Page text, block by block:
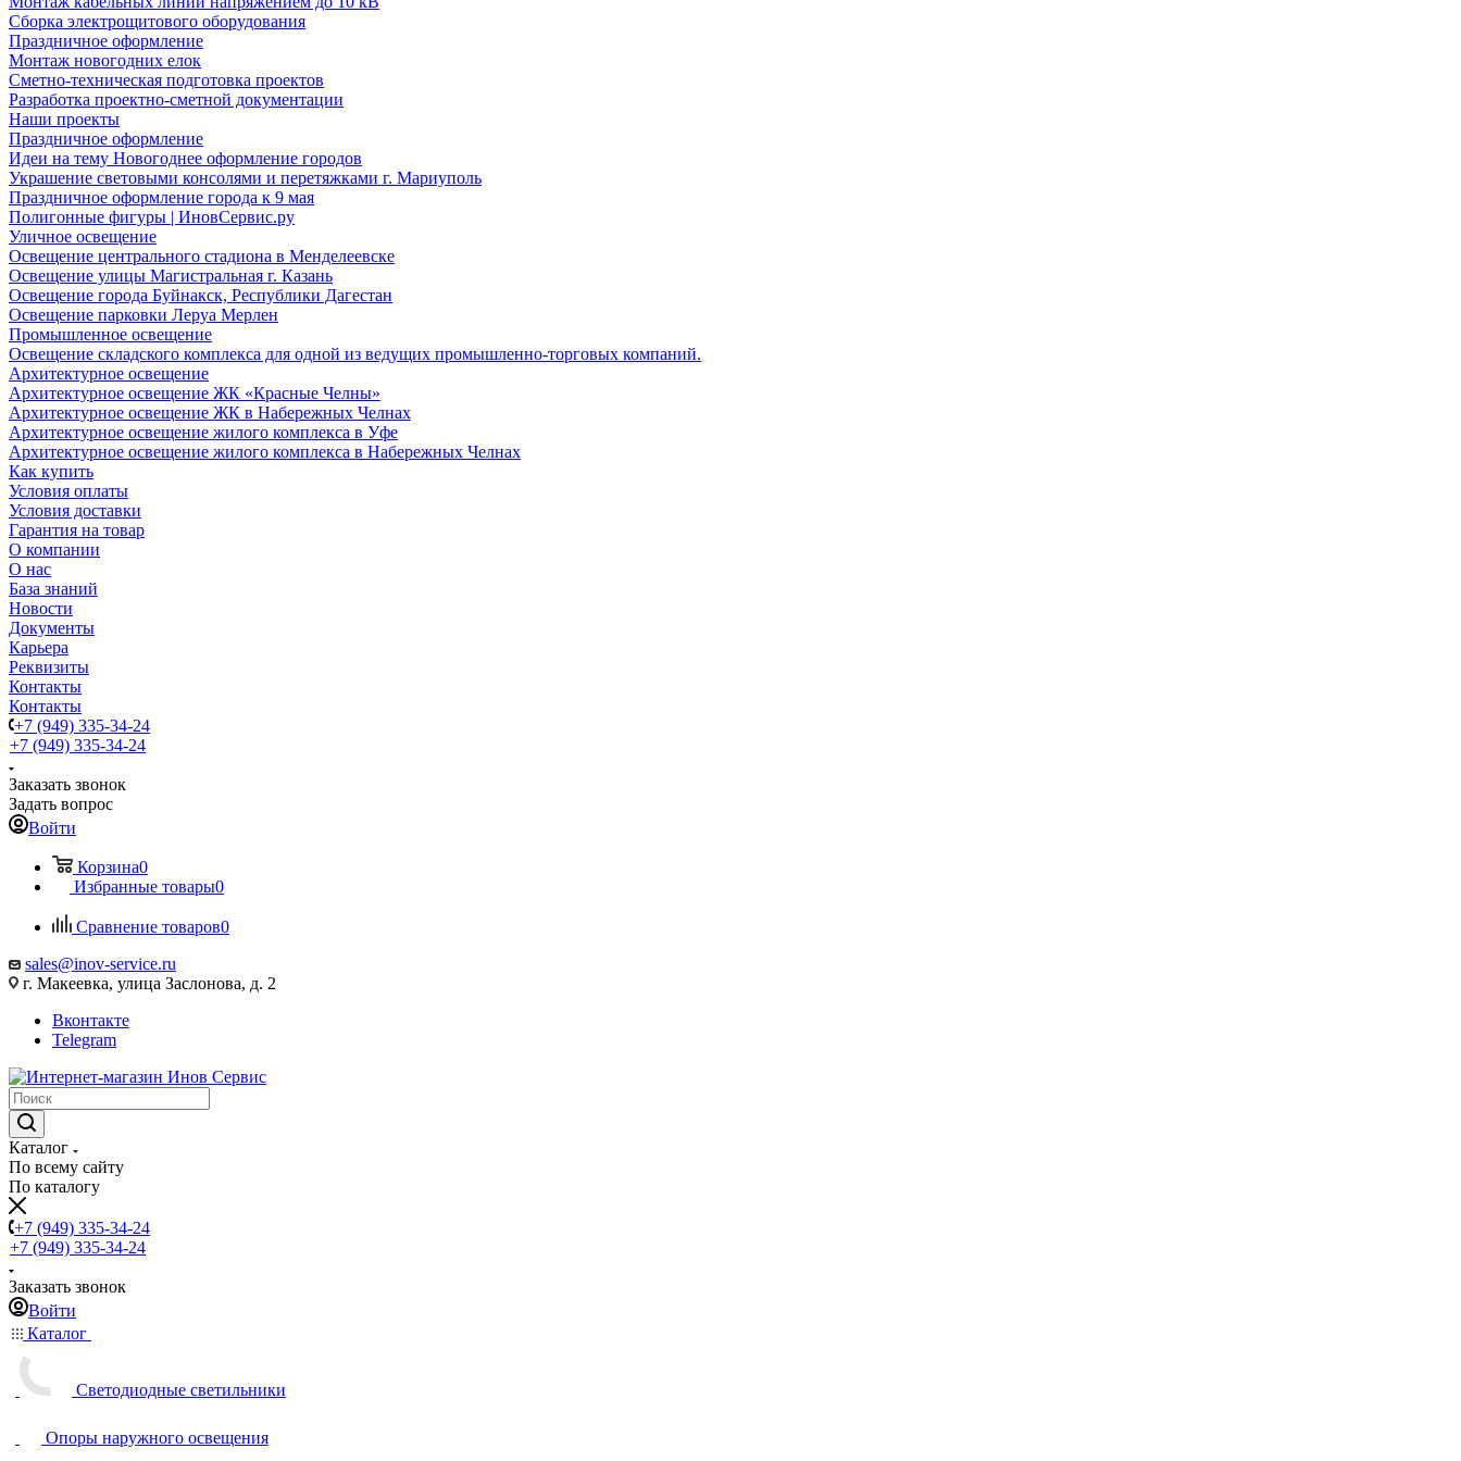
Сборка электрощитового оборудования
Праздничное оформление
Монтаж новогодних елок
Сметно-техническая подготовка проектов
Разработка проектно-сметной документации
Наши проекты
Праздничное оформление
Идеи на тему Новогоднее оформление городов
Украшение световыми консолями и перетяжками г. Мариуполь
Праздничное оформление города к 9 мая
Полигонные фигуры | ИновСервис.ру
Уличное освещение
Освещение центрального стадиона в Менделеевске
Освещение улицы Магистральная г. Казань
Освещение города Буйнакск, Республики Дагестан
Освещение парковки Леруа Мерлен
Промышленное освещение
Освещение складского комплекса для одной из ведущих промышленно-торговых компаний.
Архитектурное освещение
Архитектурное освещение ЖК «Красные Челны»
Архитектурное освещение ЖК в Набережных Челнах
Архитектурное освещение жилого комплекса в Уфе
Архитектурное освещение жилого комплекса в Набережных Челнах
Как купить
Условия оплаты
Условия доставки
Гарантия на товар
О компании
О нас
База знаний
Новости
Документы
Карьера
Реквизиты
Контакты
Контакты
+7 (949) 335-34-24
+7 (949) 335-34-24
Заказать звонок
Задать вопрос
Войти
Корзина0
Избранные товары0
Сравнение товаров0
sales@inov-service.ru
г. Макеевка, улица Заслонова, д. 2
Вконтакте
Telegram
Каталог
По всему сайту
По каталогу
+7 (949) 335-34-24
+7 (949) 335-34-24
Заказать звонок
Войти
Каталог
Светодиодные светильники
Опоры наружного освещения